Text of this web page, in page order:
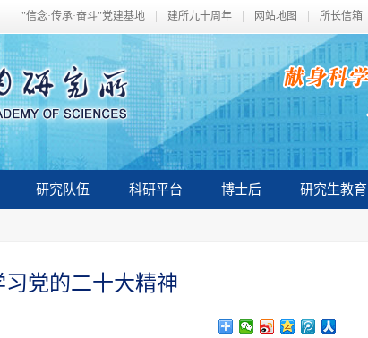
"信念·传承·奋斗"党建基地 建所九十周年 网站地图 所长信箱
研究队伍 科研平台 博士后 研究生教育
党的二十大精神